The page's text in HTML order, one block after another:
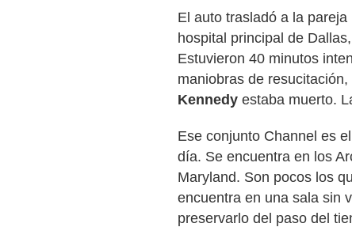
El auto trasladó a la
hospital principal de
Estuvieron 40 minutos
maniobras de
Kennedy estaba muerto.
Ese conjunto Channel es
día. Se encuentra en los
Maryland. Son pocos los
encuentra en una sala sin
preservarlo del paso del